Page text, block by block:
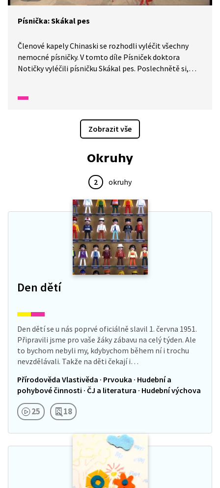
Písnička: Skákal pes
Členové kapely Chinaski se rozhodli vyléčit všechny
nemocné písničky. V tomto díle Písniček doktora
Notičky vyléčili písničku Skákal pes. Poslechnětě si,
Zobrazit vše
Okruhy
2 okruhy
Den dětí
Den dětí se u nás poprvé oficiálně slavil 1. června 1951.
Připravili jsme pro vaše žáky zábavu na celý týden. Ale
to bychom nebyli my, kdybychom během ní i trochu
nevzdělávali. Takže na děti čekají i…
Přírodověda Vlastivěda · Prvouka · Hudební a
pohybové činnosti · ČJ a literatura · Hudební výchova
25 18